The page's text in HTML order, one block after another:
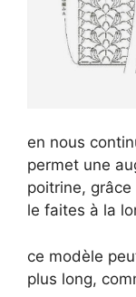
en nous
permet une
poitrine, grâce
le faites à la
ce modèle
plus long,